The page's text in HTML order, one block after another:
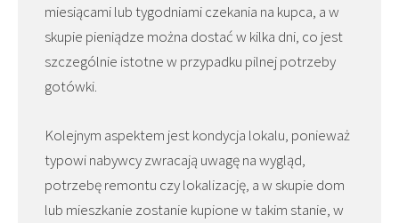
miesiącami lub tygodniami czekania na kupca, a w
skupie pieniądze można dostać w kilka dni, co jest
szczególnie istotne w przypadku pilnej potrzeby
gotówki.
Kolejnym aspektem jest kondycja lokalu, ponieważ
typowi nabywcy zwracają uwagę na wygląd,
potrzebę remontu czy lokalizację, a w skupie dom
lub mieszkanie zostanie kupione w takim stanie, w